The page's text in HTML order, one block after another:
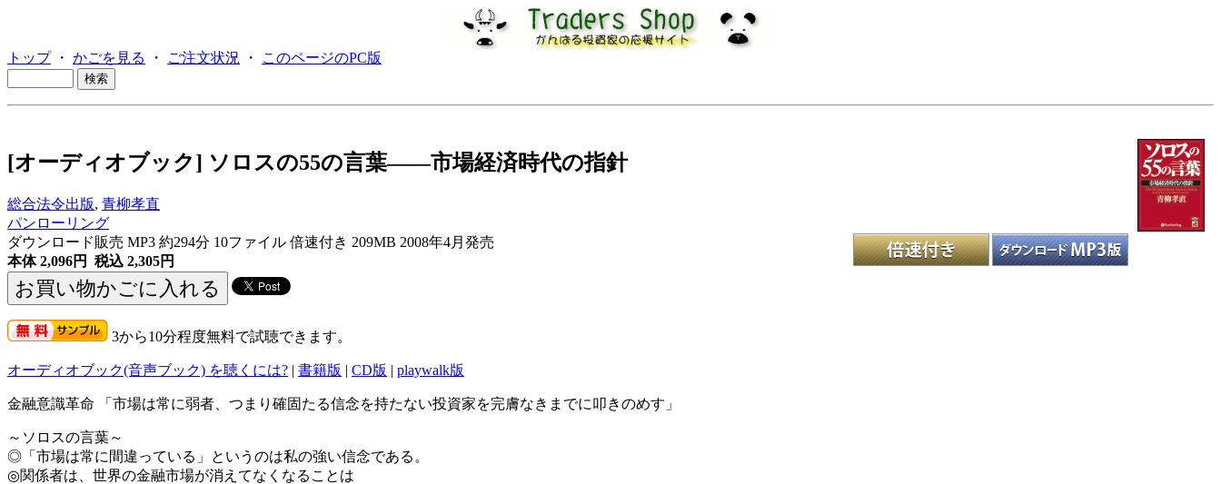
トップ・ かごを見る ・ ご注文状況 ・ このページのPC版
[オーディオブック] ソロスの55の言葉――市場経済時代の指針
総合法令出版, 青柳孝直
パンローリング
ダウンロード販売 MP3 約294分 10ファイル 倍速付き 209MB 2008年4月発売
本体 2,096円 税込 2,305円
3から10分程度無料で試聴できます。
オーディオブック(音声ブック) を聴くには? | 書籍版 | CD版 | playwalk版
金融意識革命 「市場は常に弱者、つまり確固たる信念を持たない投資家を完膚なきまでに叩きのめす」
～ソロスの言葉～
◎「市場は常に間違っている」というのは私の強い信念である。
◎関係者は、世界の金融市場が消えてなくなることは